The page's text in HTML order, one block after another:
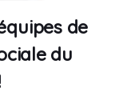
de
du